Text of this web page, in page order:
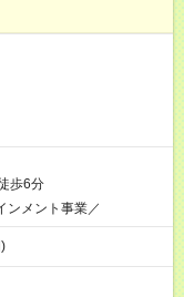
歩6分
ンメント事業／